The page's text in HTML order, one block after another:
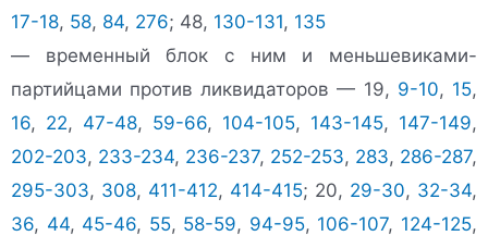
17-18, 58, 84, 276; 48, 130-131, 135
— временный блок с ним и меньшевиками-
партийцами против ликвидаторов — 19, 9-10, 15,
16, 22, 47-48, 59-66, 104-105, 143-145, 147-149,
202-203, 233-234, 236-237, 252-253, 283, 286-287,
295-303, 308, 411-412, 414-415; 20, 29-30, 32-34,
36, 44, 45-46, 55, 58-59, 94-95, 106-107, 124-125,